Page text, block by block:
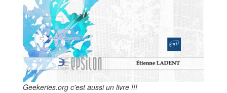
Geekeries.org c'est aussi un livre !!!